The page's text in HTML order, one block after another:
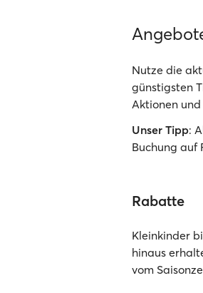
Nutze die
günstigsten
Aktionen
Unser Tipp:
Buchung auf
Rabatte
Kleinkinder
hinaus
vom